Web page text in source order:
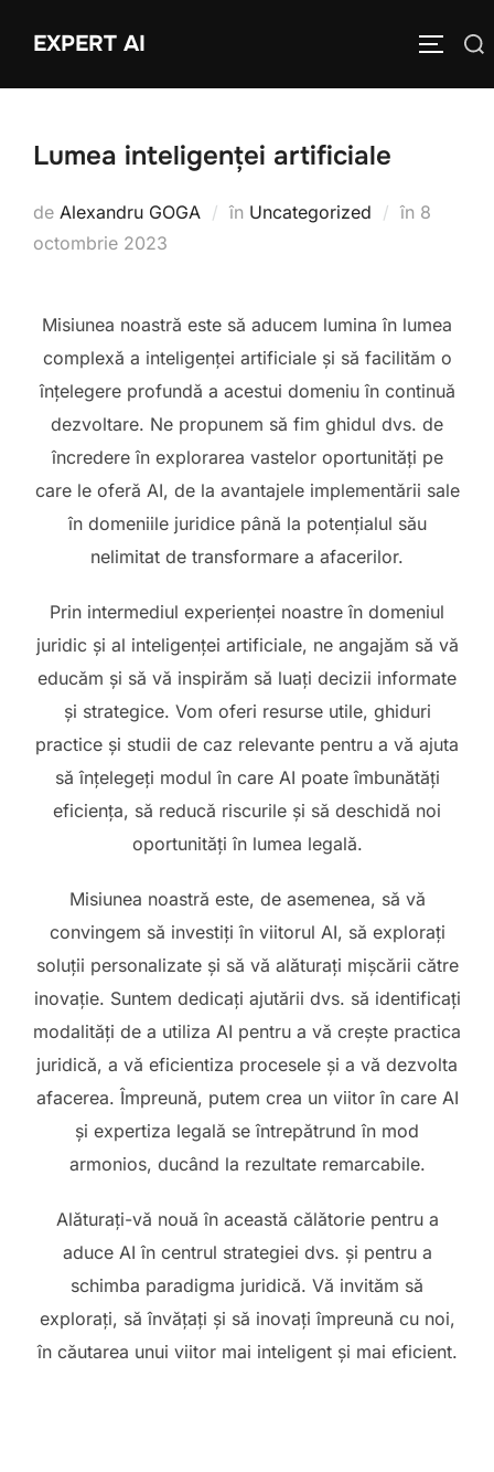
EXPERT AI
Caută
Lumea inteligenței artificiale
de Alexandru GOGA în Uncategorized în Publicat
8
octombrie 2023
Misiunea noastră este să aducem lumina în lumea
complexă a inteligenței artificiale și să facilităm o
înțelegere profundă a acestui domeniu în continuă
dezvoltare. Ne propunem să fim ghidul dvs. de
încredere în explorarea vastelor oportunități pe
care le oferă AI, de la avantajele implementării sale
în domeniile juridice până la potențialul său
nelimitat de transformare a afacerilor.
Prin intermediul experienței noastre în domeniul
juridic și al inteligenței artificiale, ne angajăm să vă
educăm și să vă inspirăm să luați decizii informate
și strategice. Vom oferi resurse utile, ghiduri
practice și studii de caz relevante pentru a vă ajuta
să înțelegeți modul în care AI poate îmbunătăți
eficiența, să reducă riscurile și să deschidă noi
oportunități în lumea legală.
Misiunea noastră este, de asemenea, să vă
convingem să investiți în viitorul AI, să explorați
soluții personalizate și să vă alăturați mișcării către
inovație. Suntem dedicați ajutării dvs. să identificați
modalități de a utiliza AI pentru a vă crește practica
juridică, a vă eficientiza procesele și a vă dezvolta
afacerea. Împreună, putem crea un viitor în care AI
și expertiza legală se întrepătrund în mod
armonios, ducând la rezultate remarcabile.
Alăturați-vă nouă în această călătorie pentru a
aduce AI în centrul strategiei dvs. și pentru a
schimba paradigma juridică. Vă invităm să
explorați, să învățați și să inovați împreună cu noi,
în căutarea unui viitor mai inteligent și mai eficient.